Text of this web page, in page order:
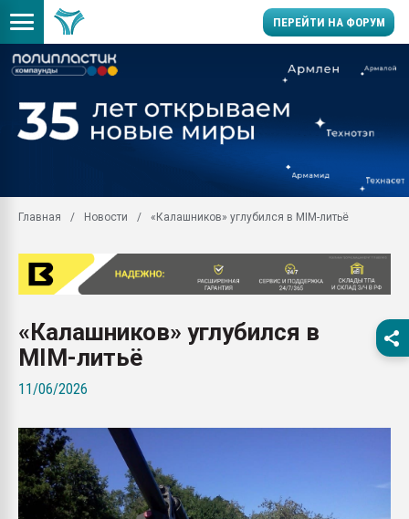
ПЕРЕЙТИ НА ФОРУМ
производство SPC
заводу пластмасс"
Помощь в подборе
Вакуум-формовочные
ближайшее
Подмосковье, Москва
первый план в
ПЕРЕЙТИ НА
Главная Новости «Калашников» углубился в MIM-литьё
«Калашников» углубился в
MIM-литьё
11/06/2026